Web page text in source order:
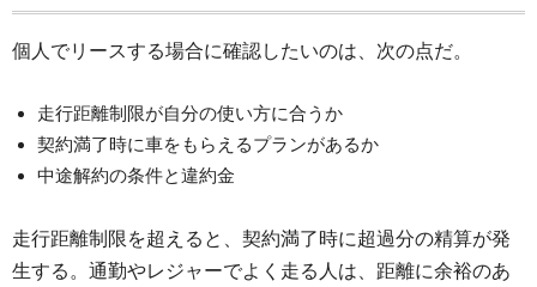
個人でリースする場合に確認したいのは、次の点だ。
走行距離制限が自分の使い方に合うか
契約満了時に車をもらえるプランがあるか
中途解約の条件と違約金
走行距離制限を超えると、契約満了時に超過分の精算が発
生する。通勤やレジャーでよく走る人は、距離に余裕のあ